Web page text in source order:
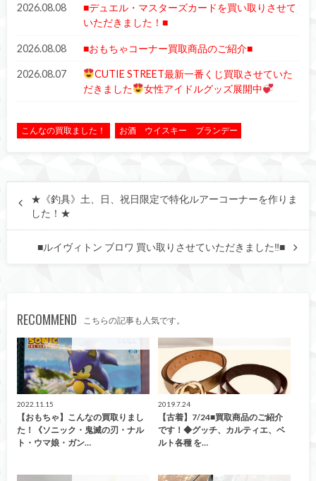
2026.08.08
■デュエル・マスターズカードを買い取りさせて
いただきました！■
2026.08.08 ■おもちゃコーナー買取商品のご紹介■
2026.08.07
CUTIE STREET最新一番くじ買取させていた
だきました
女性アイドルグッズ展開中
こんなの買取ました！ お酒 ウイスキー ブランデー
★《釣具》土、日、祝日限定で特化ルアーコーナーを作りま
した！★
■ルイヴィトン ブロワ 買い取りさせていただきました‼■
RECOMMEND こちらの記事も人気です。
2022.11.15
【おもちゃ】こんなの買取りまし
た！《ソニック・鬼滅の刃・ナル
ト・ウマ娘・ガン…
2019.7.24
【古着】7/24■買取商品のご紹介
です！◆グッチ、カルティエ、ベ
ルト各種 を…